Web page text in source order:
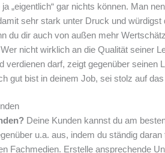
„eigentlich“ gar nichts können. Man
sehr stark unter Druck und
du dir auch von außen mehr
Wer nicht wirklich an die Qualität seiner
verdienen darf, zeigt gegenüber
gut bist in deinem Job, sei stolz auf
Deine Kunden kannst du am
u.a. aus, indem du ständig
Fachmedien. Erstelle ansprechende